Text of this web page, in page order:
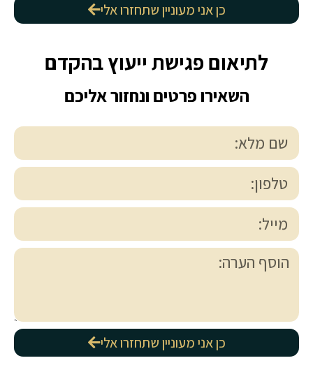
כן אני מעוניין שתחזרו אלי
לתיאום פגישת ייעוץ בהקדם
השאירו פרטים ונחזור אליכם
כן אני מעוניין שתחזרו אלי